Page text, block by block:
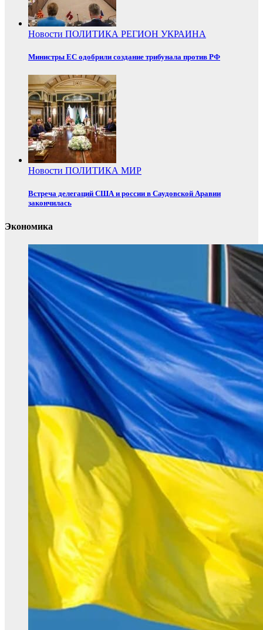
Новости ПОЛИТИКА РЕГИОН УКРАИНА
Министры ЕС одобрили создание трибунала против РФ
Новости ПОЛИТИКА МИР
Встреча делегаций США и россии в Саудовской Аравии
закончилась
Экономика